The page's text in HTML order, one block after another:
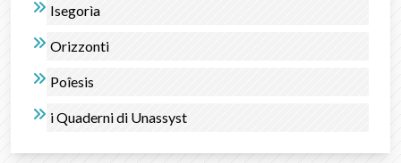
Isegorìa
Orizzonti
Poîesis
i Quaderni di Unassyst